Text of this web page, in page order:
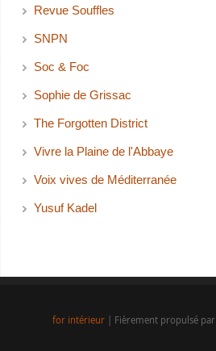
Revue Souffles
SNPN
Soc & Foc
Sophie de Grissac
The Forgotten District
Vivre la Plaine de l'Abbaye
Voix vives de Méditerranée
Yusuf Kadel
for intérieur | Fièrement propulsé par